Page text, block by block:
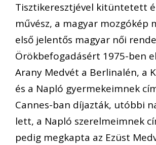
Tisztikeresztjével kitüntetett
művész, a magyar mozgókép
első jelentős magyar női
Örökbefogadásért 1975-ben
Arany Medvét a Berlinalén, a
és a Napló gyermekeimnek
Cannes-ban díjazták, utóbbi
lett, a Napló szerelmeimnek
pedig megkapta az Ezüst